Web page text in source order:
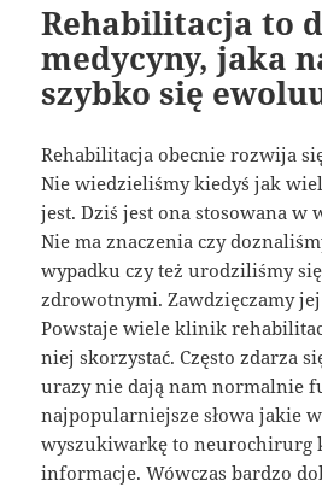
Rehabilitacja to
medycyny, jaka
szybko się
Rehabilitacja obecnie rozwija
Nie wiedzieliśmy kiedyś jak
jest. Dziś jest ona stosowana w
Nie ma znaczenia czy
wypadku czy też urodziliśmy
zdrowotnymi. Zawdzięczamy
Powstaje wiele klinik
niej skorzystać. Często zdarza
urazy nie dają nam normalnie
najpopularniejsze słowa jakie
wyszukiwarkę to neurochirurg
informacje. Wówczas bardzo